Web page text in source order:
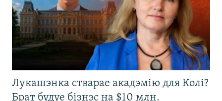
Лукашэнка стварае акадэмію для Колі?
Брат будуе бізнэс на $10 млн.